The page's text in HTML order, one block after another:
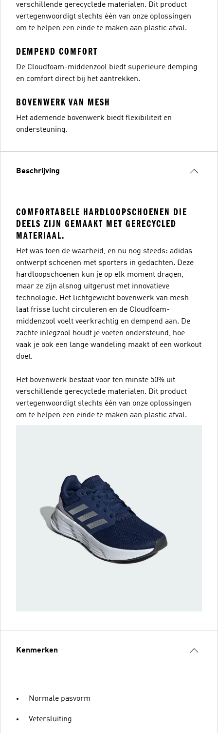
verschillende gerecyclede materialen. Dit product
vertegenwoordigt slechts één van onze oplossingen
om te helpen een einde te maken aan plastic afval.
DEMPEND COMFORT
De Cloudfoam-middenzool biedt superieure demping
en comfort direct bij het aantrekken.
BOVENWERK VAN MESH
Het ademende bovenwerk biedt flexibiliteit en
ondersteuning.
Beschrijving
COMFORTABELE HARDLOOPSCHOENEN DIE
DEELS ZIJN GEMAAKT MET GERECYCLED
MATERIAAL.
Het was toen de waarheid, en nu nog steeds: adidas
ontwerpt schoenen met sporters in gedachten. Deze
hardloopschoenen kun je op elk moment dragen,
maar ze zijn alsnog uitgerust met innovatieve
technologie. Het lichtgewicht bovenwerk van mesh
laat frisse lucht circuleren en de Cloudfoam-
middenzool voelt veerkrachtig en dempend aan. De
zachte inlegzool houdt je voeten ondersteund, hoe
vaak je ook een lange wandeling maakt of een workout
doet.
Het bovenwerk bestaat voor ten minste 50% uit
verschillende gerecyclede materialen. Dit product
vertegenwoordigt slechts één van onze oplossingen
om te helpen een einde te maken aan plastic afval.
Kenmerken
Normale pasvorm
Vetersluiting